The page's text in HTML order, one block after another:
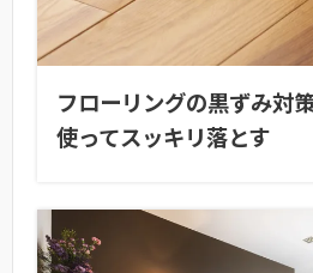
フローリングの黒ずみ対
使ってスッキリ落とす